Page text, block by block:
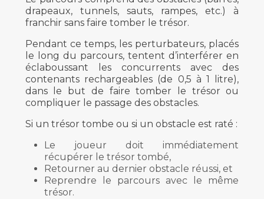
drapeaux, tunnels, sauts, rampes, etc.) à
franchir sans faire tomber le trésor.
Pendant ce temps, les perturbateurs, placés
le long du parcours, tentent d’interférer en
éclaboussant les concurrents avec des
contenants rechargeables (de 0,5 à 1 litre),
dans le but de faire tomber le trésor ou
compliquer le passage des obstacles.
Si un trésor tombe ou si un obstacle est raté :
Le joueur doit immédiatement
récupérer le trésor tombé,
Retourner au dernier obstacle réussi, et
Reprendre le parcours avec le même
trésor.